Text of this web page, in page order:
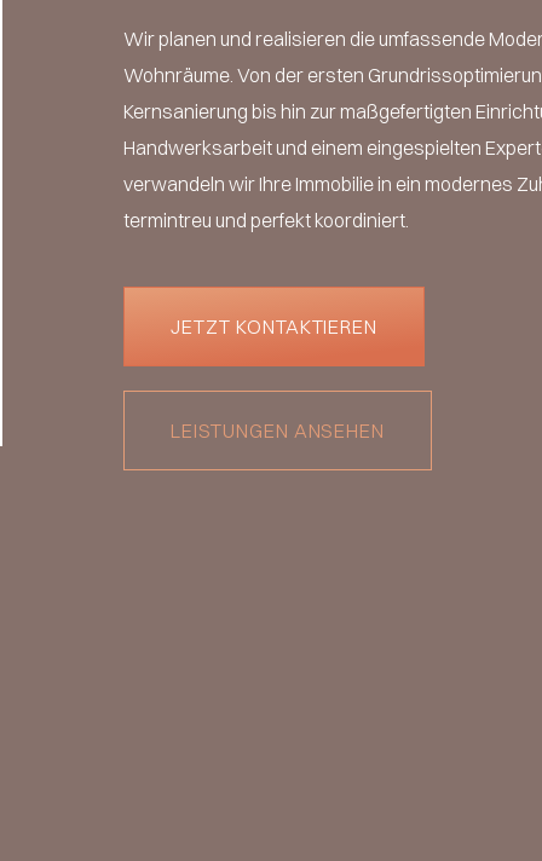
Wir planen und realisieren die umfassende
Wohnräume. Von der ersten
Kernsanierung bis hin zur maßgefertigten
Handwerksarbeit und einem eingespielten
verwandeln wir Ihre Immobilie in ein modernes
termintreu und perfekt koordiniert.
JETZT KONTAKTIEREN
LEISTUNGEN ANSEHEN